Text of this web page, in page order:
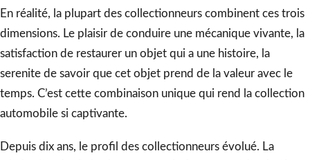
En réalité, la plupart des collectionneurs combinent ces trois
dimensions. Le plaisir de conduire une mécanique vivante, la
satisfaction de restaurer un objet qui a une histoire, la
serenite de savoir que cet objet prend de la valeur avec le
temps. C’est cette combinaison unique qui rend la collection
automobile si captivante.
Depuis dix ans, le profil des collectionneurs évolué. La